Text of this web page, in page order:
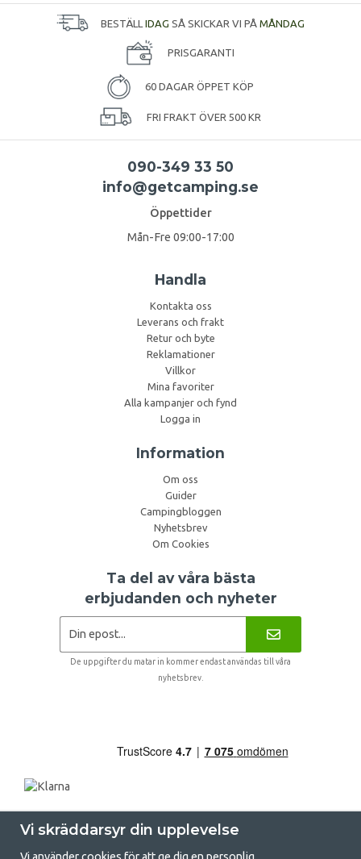
BESTÄLL IDAG SÅ SKICKAR VI PÅ MÅNDAG
PRISGARANTI
60 DAGAR ÖPPET KÖP
FRI FRAKT ÖVER 500 KR
090-349 33 50
info@getcamping.se
Öppettider
Mån-Fre 09:00-17:00
Handla
Kontakta oss
Leverans och frakt
Retur och byte
Reklamationer
Villkor
Mina favoriter
Alla kampanjer och fynd
Logga in
Information
Om oss
Guider
Campingbloggen
Nyhetsbrev
Om Cookies
Ta del av våra bästa
erbjudanden och nyheter
De uppgifter du matar in kommer endast användas till våra
nyhetsbrev.
Vi skräddarsyr din upplevelse